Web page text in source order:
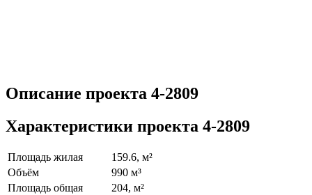
Описание проекта 4-2809
Характеристики проекта 4-2809
Площадь жилая
159.6, м²
Объём
990 м³
Площадь общая
204, м²